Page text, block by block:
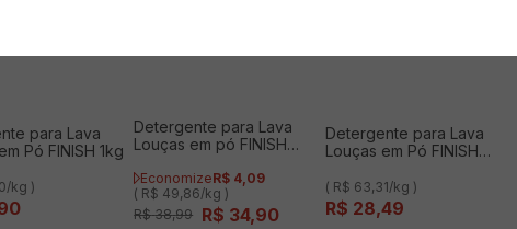
para Lava
Pó FINISH 1kg
kg )
Detergente para Lava
Louças em pó FINISH
EconomizeR$ 4 09
( R$ 49,86/kg )
R$ 38,99 R$ 34,90
Detergente para Lava
Louças em Pó FINISH
( R$ 63,31/kg )
R$ 28,49